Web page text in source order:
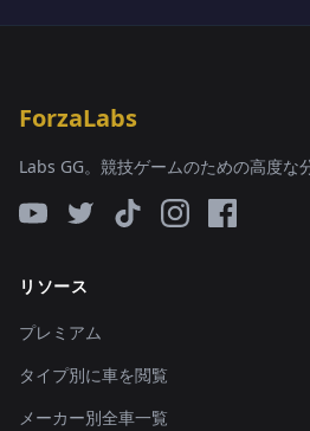
ForzaLabs
Labs GG。競技ゲームのための高度な
リソース
プレミアム
タイプ別に車を閲覧
メーカー別全車一覧